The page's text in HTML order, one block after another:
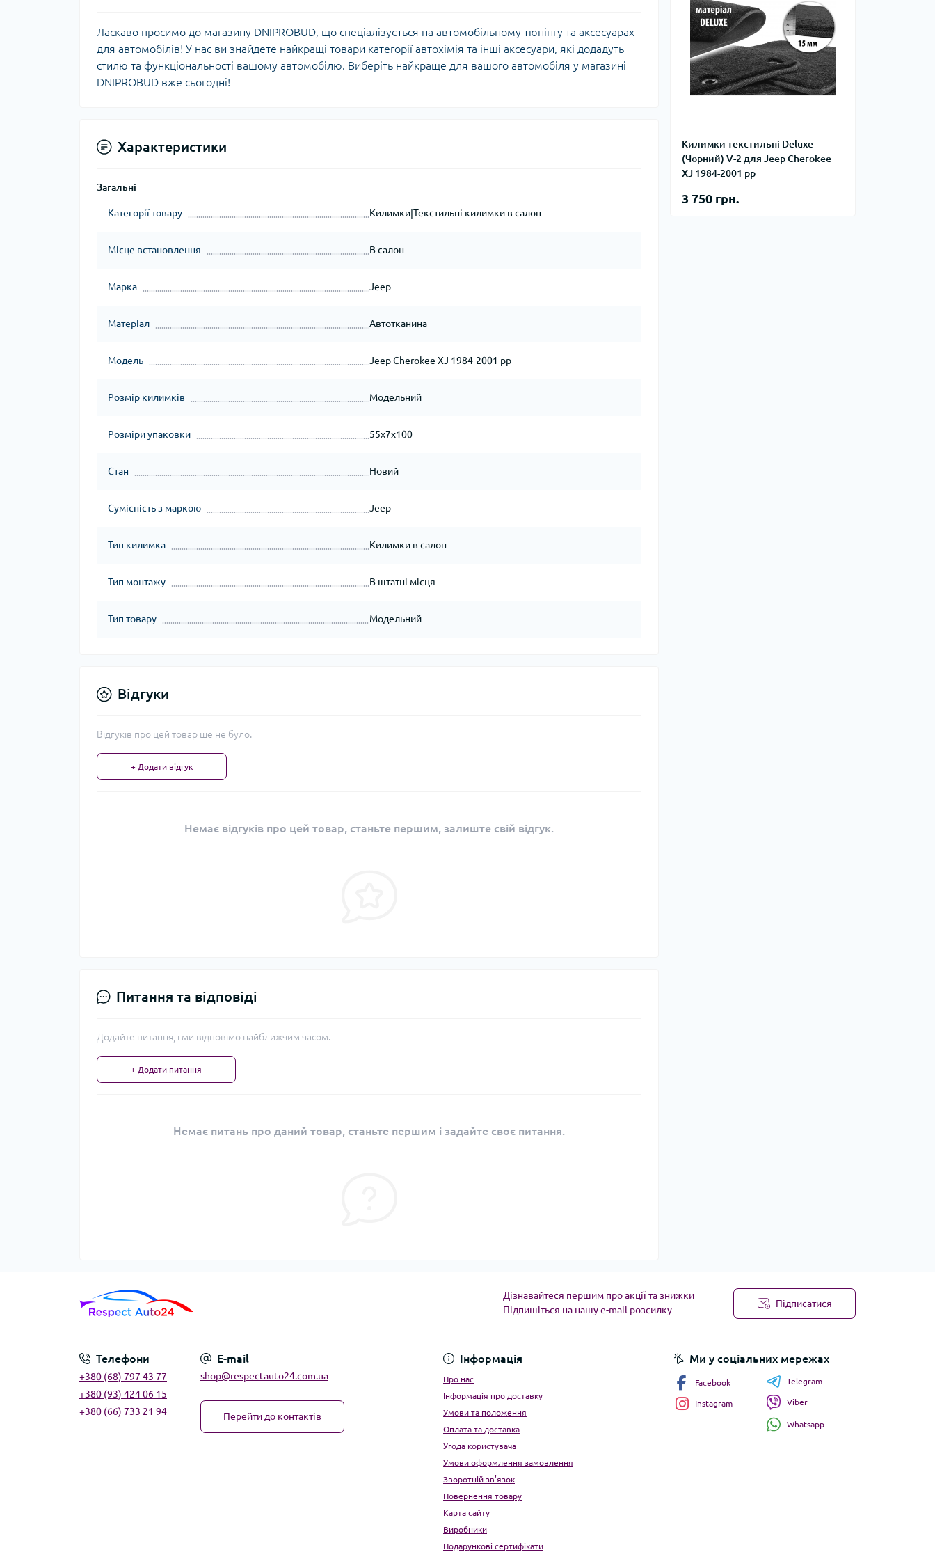
Килимки текстильні Deluxe
(Чорний) V-2 для Jeep Cherokee
XJ 1984-2001 рр
3 750 грн.
Ласкаво просимо до магазину DNIPROBUD, що спеціалізується на автомобільному тюнінгу та аксесуарах
для автомобілів! У нас ви знайдете найкращі товари категорії автохімія та інші аксесуари, які додадуть
стилю та функціональності вашому автомобілю. Виберіть найкраще для вашого автомобіля у магазині
DNIPROBUD вже сьогодні!
Характеристики
Загальні
Категорії товару Килимки|Текстильні килимки в салон
Місце встановлення В салон
Марка Jeep
Матеріал Автотканина
Модель Jeep Cherokee XJ 1984-2001 рр
Розмір килимків Модельний
Розміри упаковки 55x7x100
Стан Новий
Сумісність з маркою Jeep
Тип килимка Килимки в салон
Тип монтажу В штатні місця
Тип товару Модельний
Відгуки
Відгуків про цей товар ще не було.
+ Додати відгук
Немає відгуків про цей товар, станьте першим, залиште свій відгук.
Питання та відповіді
Додайте питання, і ми відповімо найближчим часом.
+ Додати питання
Немає питань про даний товар, станьте першим і задайте своє питання.
Дізнавайтеся першим про акції та знижки
Підпишіться на нашу e-mail розсилку
Підписатися
Телефони
+380 (68) 797 43 77
+380 (93) 424 06 15
+380 (66) 733 21 94
E-mail
shop@respectauto24.com.ua
Перейти до контактів
Інформація
Про нас
Інформація про доставку
Умови та положення
Оплата та доставка
Угода користувача
Умови оформлення замовлення
Зворотній зв’язок
Повернення товару
Карта сайту
Виробники
Подарункові сертифікати
Ми у соціальних мережах
Facebook
Instagram
Telegram
Viber
Whatsapp